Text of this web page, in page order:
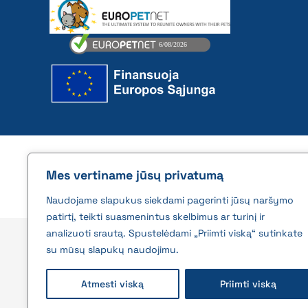
Mes vertiname jūsų privatumą
Naudojame slapukus siekdami pagerinti jūsų naršymo
patirtį, teikti suasmenintus skelbimus ar turinį ir
analizuoti srautą. Spustelėdami „Priimti viską“ sutinkate
su mūsų slapukų naudojimu.
Atmesti viską Priimti viską
2026 © All rights reserved | VĮ Žemės ūkio